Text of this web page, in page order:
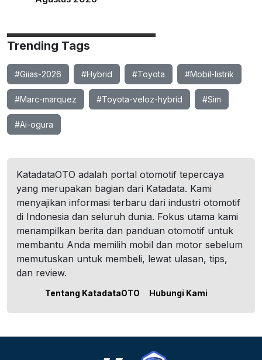
Trending Tags
#Giias-2026 #Hybrid #Toyota #Mobil-listrik
#Marc-marquez #Toyota-veloz-hybrid #Sim
#Ai-ogura
KatadataOTO adalah portal otomotif tepercaya
yang merupakan bagian dari Katadata. Kami
menyajikan informasi terbaru dari industri otomotif
di Indonesia dan seluruh dunia. Fokus utama kami
menampilkan berita dan panduan otomotif untuk
membantu Anda memilih mobil dan motor sebelum
memutuskan untuk membeli, lewat ulasan, tips,
dan review.
Tentang KatadataOTO Hubungi Kami